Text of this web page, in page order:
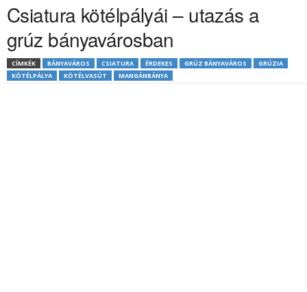
Csiatura kötélpályái – utazás a
grúz bányavárosban
CÍMKÉK BÁNYAVÁROS CSIATURA ÉRDEKES GRÚZ BÁNYAVÁROS
GRÚZIA
KÖTÉLPÁLYA
KÖTÉLVASÚT MANGÁNBÁNYA